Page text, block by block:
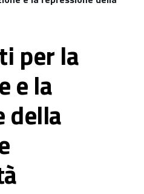
per la
e la
della